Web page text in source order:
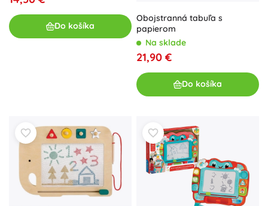
Do košíka
Obojstranná tabuľa s
papierom
Na sklade
21,90 €
Do košíka